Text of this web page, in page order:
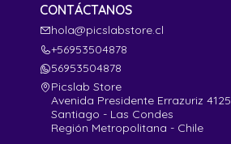
CONTÁCTANOS
hola@picslabstore.cl
+56953504878
56953504878
Picslab Store
Avenida Presidente Errazuriz 4125
Santiago - Las Condes
Región Metropolitana - Chile